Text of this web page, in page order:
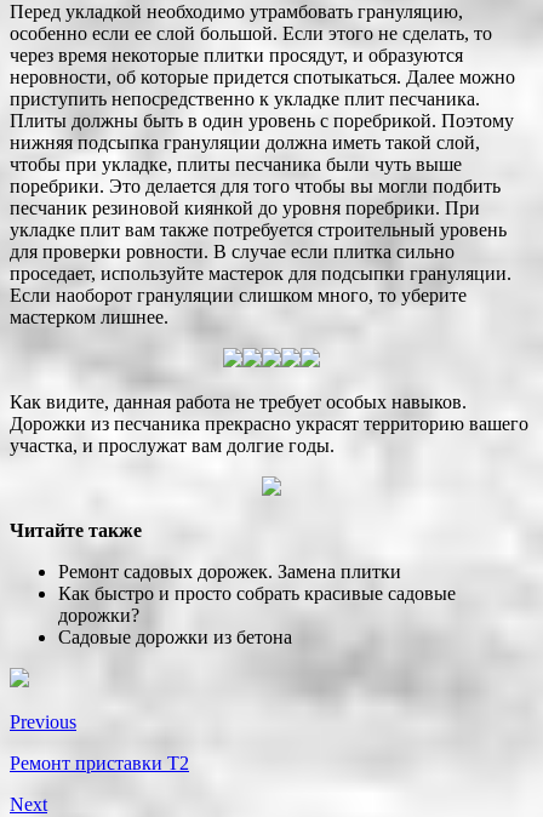
Перед укладкой необходимо утрамбовать грануляцию,
особенно если ее слой большой. Если этого не сделать, то
через время некоторые плитки просядут, и образуются
неровности, об которые придется спотыкаться. Далее можно
приступить непосредственно к укладке плит песчаника.
Плиты должны быть в один уровень с поребрикой. Поэтому
нижняя подсыпка грануляции должна иметь такой слой,
чтобы при укладке, плиты песчаника были чуть выше
поребрики. Это делается для того чтобы вы могли подбить
песчаник резиновой киянкой до уровня поребрики. При
укладке плит вам также потребуется строительный уровень
для проверки ровности. В случае если плитка сильно
проседает, используйте мастерок для подсыпки грануляции.
Если наоборот грануляции слишком много, то уберите
мастерком лишнее.
Как видите, данная работа не требует особых навыков.
Дорожки из песчаника прекрасно украсят территорию вашего
участка, и прослужат вам долгие годы.
Читайте также
Ремонт садовых дорожек. Замена плитки
Как быстро и просто собрать красивые садовые
дорожки?
Садовые дорожки из бетона
Previous
Ремонт приставки Т2
Next